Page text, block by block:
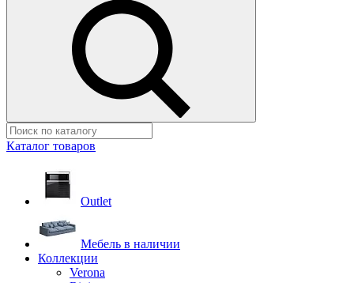
Каталог товаров
Outlet
Мебель в наличии
Коллекции
Verona